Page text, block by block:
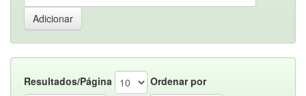
Resultados/Página
Ordenar por